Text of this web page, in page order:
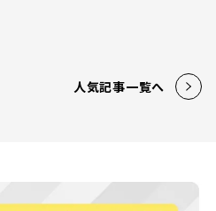
人気記事一覧へ